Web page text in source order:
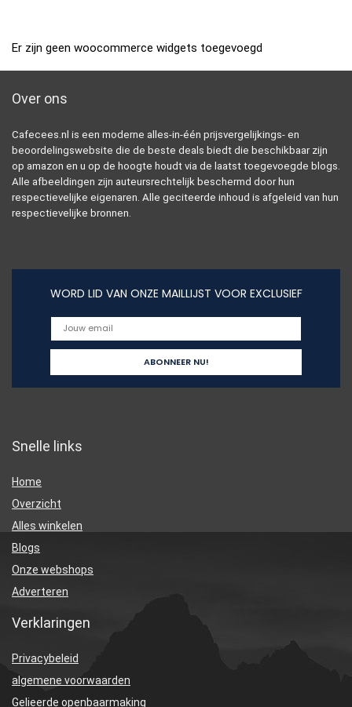
Er zijn geen woocommerce widgets toegevoegd
Over ons
Cafecees.nl is een moderne alles-in-één prijsvergelijkings- en
beoordelingswebsite die de beste deals biedt die beschikbaar zijn
op amazon en u op de hoogte houdt via de laatst toegevoegde blogs.
Alle afbeeldingen zijn auteursrechtelijk beschermd door hun
respectievelijke eigenaren. Alle geciteerde inhoud is afgeleid van hun
respectievelijke bronnen.
WORD LID VAN ONZE MAILLIJST VOOR EXCLUSIEF
Snelle links
Home
Overzicht
Alles winkelen
Blogs
Onze webshops
Adverteren
Verklaringen
Privacybeleid
algemene voorwaarden
Gelieerde openbaarmaking